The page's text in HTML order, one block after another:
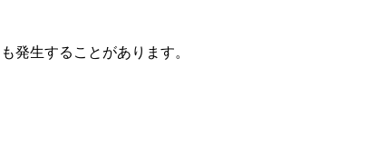
発生することがあります。